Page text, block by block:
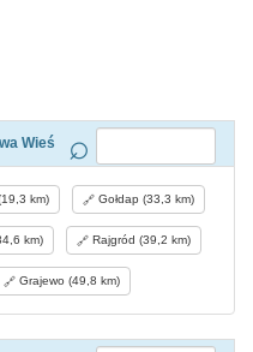
Wieś
km) Gołdap (33,3 km)
km) Rajgród (39,2 km)
Grajewo (49,8 km)